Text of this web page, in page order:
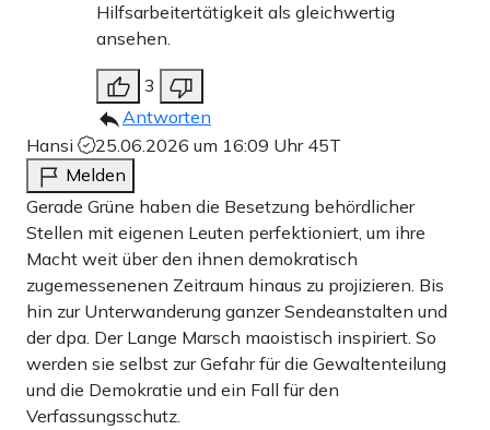
Hilfsarbeitertätigkeit als gleichwertig
ansehen.
3
Antworten
Hansi
25.06.2026 um 16:09 Uhr 45T
Melden
Gerade Grüne haben die Besetzung behördlicher
Stellen mit eigenen Leuten perfektioniert, um ihre
Macht weit über den ihnen demokratisch
zugemessenenen Zeitraum hinaus zu projizieren. Bis
hin zur Unterwanderung ganzer Sendeanstalten und
der dpa. Der Lange Marsch maoistisch inspiriert. So
werden sie selbst zur Gefahr für die Gewaltenteilung
und die Demokratie und ein Fall für den
Verfassungsschutz.